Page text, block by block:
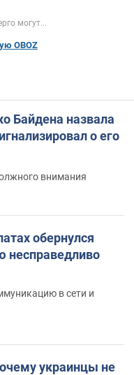
могут...
OBOZ
Байдена назвала
о его
внимания
обернулся
несправедливо
в сети и
украинцы не